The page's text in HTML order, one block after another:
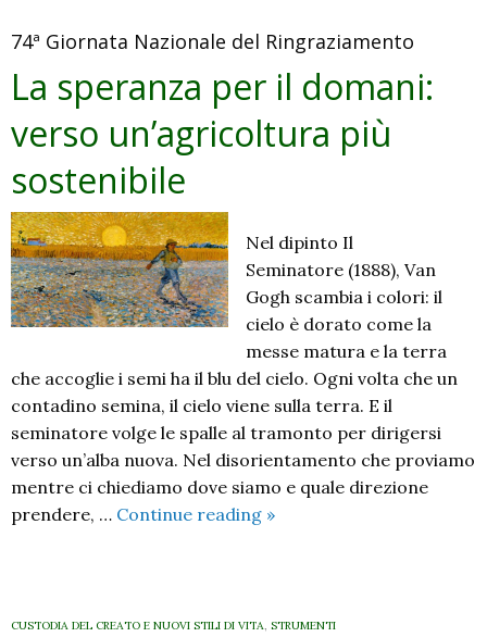
gennaio
pellegrinaggio
alla
Sassella,
la
serata
sul
Medio
con
Chiara
Zappa
74ª Giornata Nazionale del Ringraziamento
La speranza per il domani:
verso un’agricoltura più
sostenibile
Nel dipinto Il
Seminatore (1888), Van
Gogh scambia i colori: il
cielo è dorato come la
messe matura e la terra
che accoglie i semi ha il blu del cielo. Ogni volta che un
contadino semina, il cielo viene sulla terra. E il
seminatore volge le spalle al tramonto per dirigersi
verso un’alba nuova. Nel disorientamento che proviamo
mentre ci chiediamo dove siamo e quale direzione
prendere, … Continue reading La
domani:
»
CUSTODIA DEL CREATO E NUOVI STILI DI VITA, STRUMENTI